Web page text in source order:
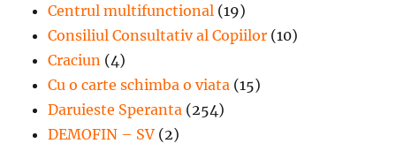
Centrul multifunctional (19)
Consiliul Consultativ al Copiilor (10)
Craciun (4)
Cu o carte schimba o viata (15)
Daruieste Speranta (254)
DEMOFIN – SV (2)